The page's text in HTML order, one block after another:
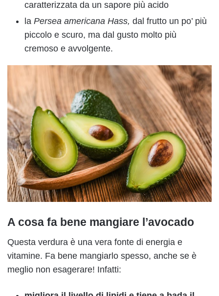
caratterizzata da un sapore più acido
la Persea americana Hass, dal frutto un po’ più
piccolo e scuro, ma dal gusto molto più
cremoso e avvolgente.
A cosa fa bene mangiare l’avocado
Questa verdura è una vera fonte di energia e
vitamine. Fa bene mangiarlo spesso, anche se è
meglio non esagerare! Infatti: